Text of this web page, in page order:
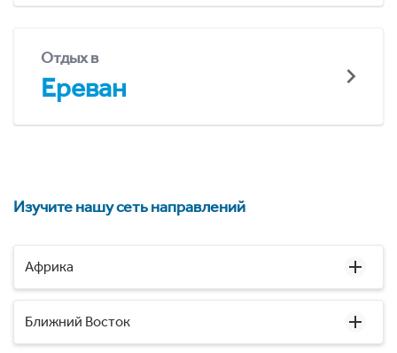
Отдых в
Ереван
Изучите нашу сеть направлений
Африка
Ближний Восток